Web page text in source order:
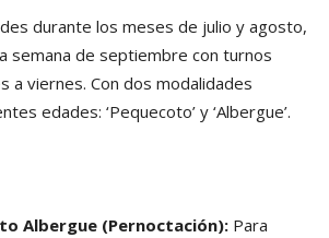
durante los meses de julio y agosto,
semana de septiembre con turnos
a viernes. Con dos modalidades
edades: ‘Pequecoto’ y ‘Albergue’.
Albergue (Pernoctación): Para